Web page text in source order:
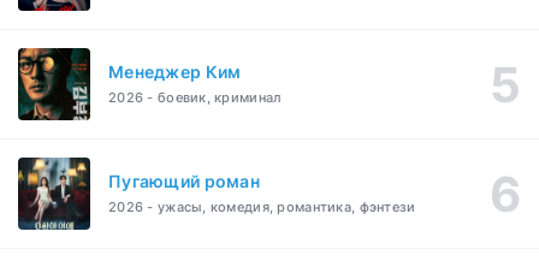
Менеджер Ким
2026 - боевик, криминал
Пугающий роман
2026 - ужасы, комедия, романтика, фэнтези